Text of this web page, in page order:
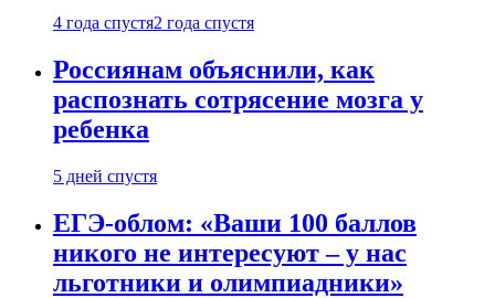
4 года спустя2 года спустя
Россиянам объяснили, как
распознать сотрясение мозга у
ребенка
5 дней спустя
ЕГЭ-облом: «Ваши 100 баллов
никого не интересуют – у нас
льготники и олимпиадники»